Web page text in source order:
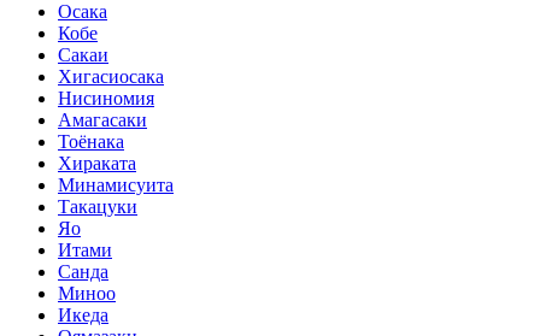
Осака
Кобе
Сакаи
Хигасиосака
Нисиномия
Амагасаки
Тоёнака
Хираката
Минамисуита
Такацуки
Яо
Итами
Санда
Миноо
Икеда